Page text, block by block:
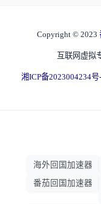
Copyright © 2023
互联网虚拟
湘ICP备2023004234号
海外回国加速器
番茄回国加速器